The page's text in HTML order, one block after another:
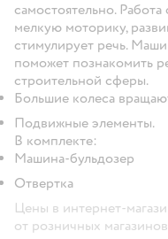
самостоятельно.
мелкую моторику,
стимулирует речь.
поможет познакомить
строительной сферы.
Большие колеса
Подвижные элементы.
В комплекте:
Машина-бульдозер
Отвертка
Цены в интернет-
от розничных